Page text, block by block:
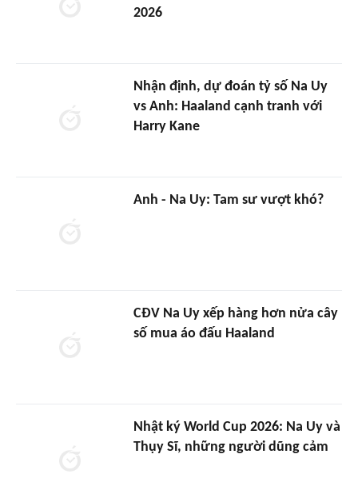
2026
Nhận định, dự đoán tỷ số Na Uy
vs Anh: Haaland cạnh tranh với
Harry Kane
Anh - Na Uy: Tam sư vượt khó?
CĐV Na Uy xếp hàng hơn nửa cây
số mua áo đấu Haaland
Nhật ký World Cup 2026: Na Uy và
Thụy Sĩ, những người dũng cảm